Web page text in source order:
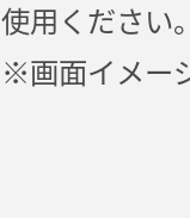
使用ください
※画面イメー